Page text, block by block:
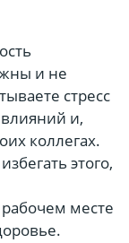
и не
стресс
и,
коллегах.
этого,
месте